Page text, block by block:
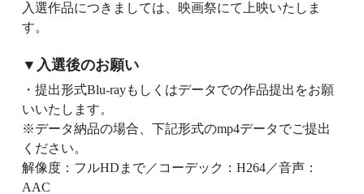
入選作品につきましては、映画祭にて上映いたしま
す。
▼入選後のお願い
・提出形式Blu-rayもしくはデータでの作品提出をお願
いいたします。
※データ納品の場合、下記形式のmp4データでご提出
ください。
解像度：フルHDまで／コーデック：H264／音声：
AAC